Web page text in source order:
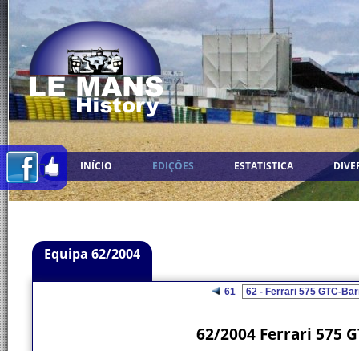
INÍCIO EDIÇÕES ESTATISTICA
Equipa 62/2004
61
62/2004 Ferrari 575